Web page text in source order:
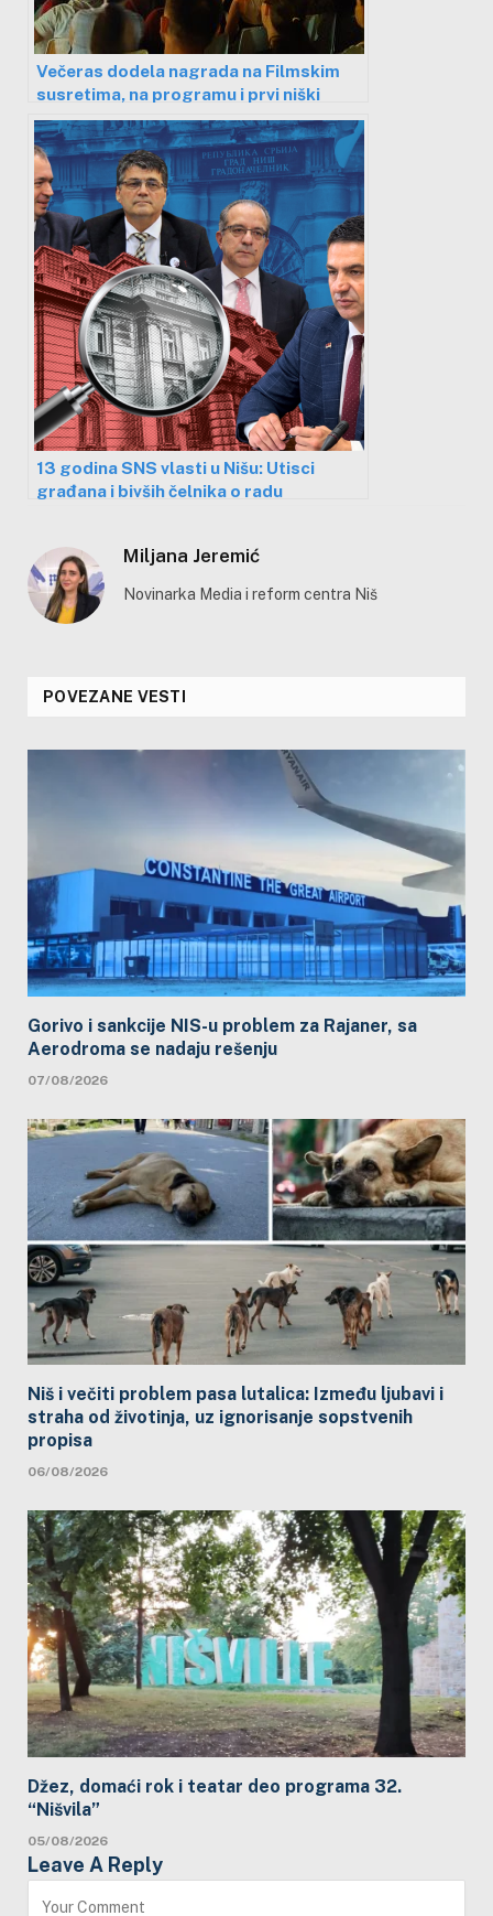
Večeras dodela nagrada na Filmskim
susretima, na programu i prvi niški
dugometražni film
13 godina SNS vlasti u Nišu: Utisci
građana i bivših čelnika o radu
Miljana Jeremić
Novinarka Media i reform centra Niš
POVEZANE VESTI
Gorivo i sankcije NIS-u problem za Rajaner, sa
Aerodroma se nadaju rešenju
07/08/2026
Niš i večiti problem pasa lutalica: Između ljubavi i
straha od životinja, uz ignorisanje sopstvenih
propisa
06/08/2026
Džez, domaći rok i teatar deo programa 32.
“Nišvila”
05/08/2026
Leave A Reply